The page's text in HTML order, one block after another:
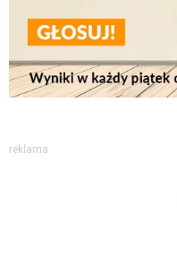
reklama